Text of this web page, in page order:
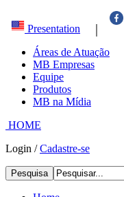
Presentation |
Áreas de Atuação
MB Empresas
Equipe
Produtos
MB na Mídia
HOME
Login /Cadastre-se
Pesquisa